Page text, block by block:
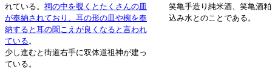
れている。 祠の中を覗くとたくさんの皿
が奉納されており、耳の形の皿や椀を奉
納すると耳の聞こえが良くなると言われ
ている。
少し進むと街道右手に双体道祖神が建っ
ている。
笑亀手造り純米酒、笑亀酒
込み水とのことである。